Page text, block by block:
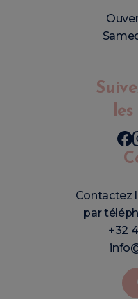
Contactez
par
+32